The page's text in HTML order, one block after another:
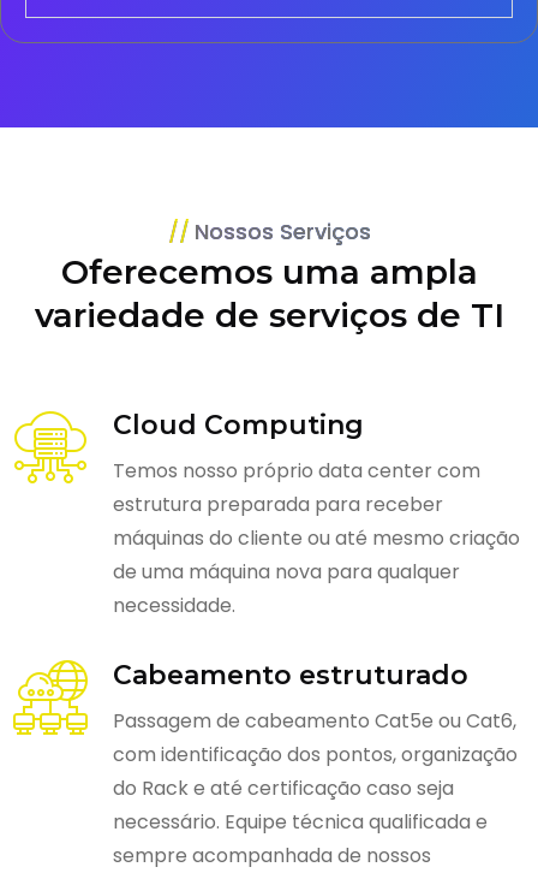
Nossos Serviços
Oferecemos uma ampla
variedade de serviços de TI
Cloud Computing
Temos nosso próprio data center com
estrutura preparada para receber
máquinas do cliente ou até mesmo criação
de uma máquina nova para qualquer
necessidade.
Cabeamento estruturado
Passagem de cabeamento Cat5e ou Cat6,
com identificação dos pontos, organização
do Rack e até certificação caso seja
necessário. Equipe técnica qualificada e
sempre acompanhada de nossos